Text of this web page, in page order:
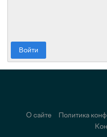
Войти
О сайте Политика